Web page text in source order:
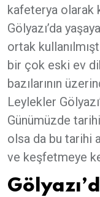
kafeterya olarak
Gölyazı’da
ortak
bir çok eski ev
bazılarının
Leylekler
Günümüzde
olsa da bu tarihi
ve keşfetmeye